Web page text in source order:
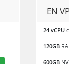
EN
24 vCPU
120GB
600GB